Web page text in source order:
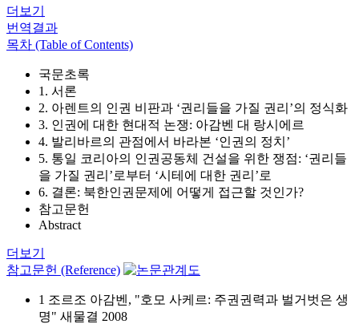
더보기
번역결과
목차 (Table of Contents)
국문초록
1. 서론
2. 아렌트의 인권 비판과 ‘권리들을 가질 권리’의 정식화
3. 인권에 대한 현대적 논쟁: 아감벤 대 랑시에르
4. 발리바르의 관점에서 바라본 ‘인권의 정치’
5. 통일 코리아의 인권공동체 건설을 위한 쟁점: ‘권리들
을 가질 권리’로부터 ‘시테에 대한 권리’로
6. 결론: 북한인권문제에 어떻게 접근할 것인가?
참고문헌
Abstract
더보기
참고문헌 (Reference)
1 조르조 아감벤, "호모 사케르: 주권권력과 벌거벗은 생
명" 새물결 2008